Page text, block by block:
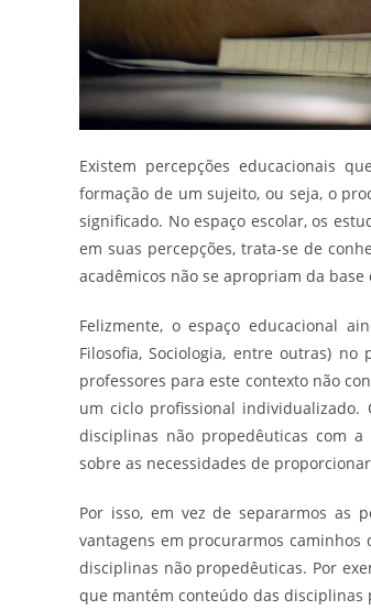
Existem percepções educacionais
formação de um sujeito, ou seja, o
significado. No espaço escolar, os
em suas percepções, trata-se de
acadêmicos não se apropriam da
Felizmente, o espaço educacional
Filosofia, Sociologia, entre outras)
professores para este contexto não
um ciclo profissional individualizado.
disciplinas não propedêuticas com
sobre as necessidades de
Por isso, em vez de separarmos as
vantagens em procurarmos
disciplinas não propedêuticas. Por
que mantém conteúdo das